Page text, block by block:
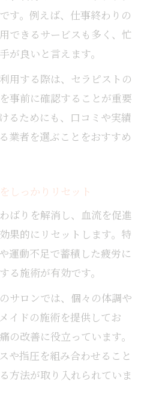
す。例えば、仕事終わりの
できるサービスも多く、忙
が良いと言えます。
用する際は、セラピストの
事前に確認することが重要
るためにも、口コミや実績
業者を選ぶことをおすすめ
しっかりリセット
ばりを解消し、血流を促進
果的にリセットします。特
運動不足で蓄積した疲労に
る施術が有効です。
サロンでは、個々の体調や
イドの施術を提供してお
の改善に役立っています。
や指圧を組み合わせること
方法が取り入れられていま